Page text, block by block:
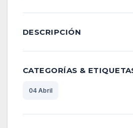
DESCRIPCIÓN
CATEGORÍAS &
04 Abril